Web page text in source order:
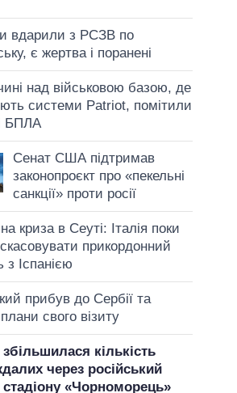
вдарили з РСЗВ по
є жертва і поранені
над військовою базою, де
системи Patriot, помітили
БПЛА
Сенат США підтримав
законопроєкт про «пекельні
санкції» проти росії
криза в Сеуті: Італія поки
прикордонний
з Іспанією
прибув до Сербії та
свого візиту
кількість
через російський
стадіону «Чорноморець»